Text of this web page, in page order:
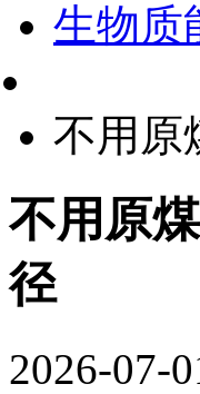
生物质
不用原
不用原
径
2026-07-